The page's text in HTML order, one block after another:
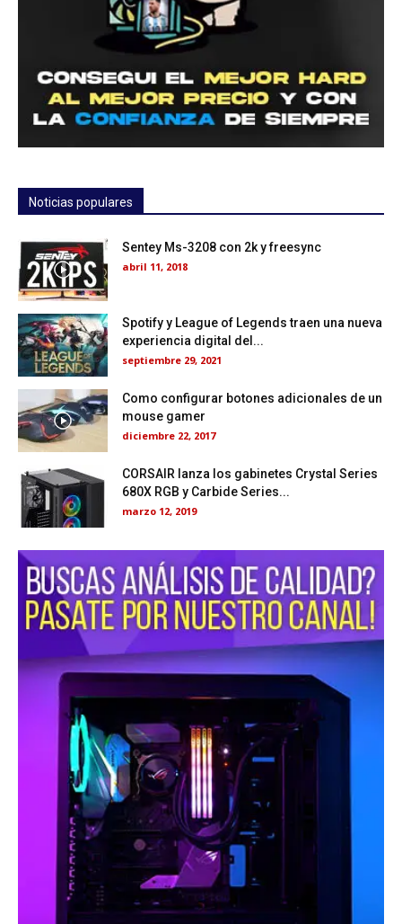
Noticias populares
Sentey Ms-3208 con 2k y freesync
abril 11, 2018
Spotify y League of Legends traen una nueva
experiencia digital del...
septiembre 29, 2021
Como configurar botones adicionales de un
mouse gamer
diciembre 22, 2017
CORSAIR lanza los gabinetes Crystal Series
680X RGB y Carbide Series...
marzo 12, 2019